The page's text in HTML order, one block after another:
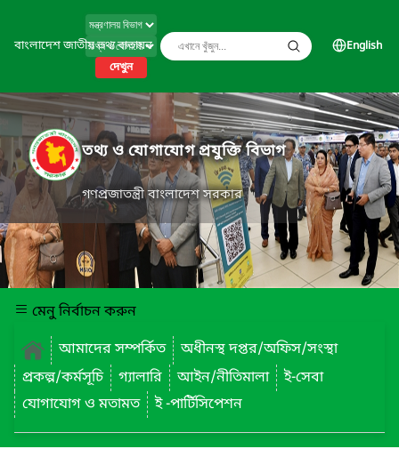
বাংলাদেশ জাতীয় তথ্য বাতায়ন
দেখুন
English
তথ্য ও যোগাযোগ প্রযুক্তি বিভাগ
গণপ্রজাতন্ত্রী বাংলাদেশ সরকার
মেনু নির্বাচন করুন
আমাদের সম্পর্কিত
অধীনস্থ দপ্তর/অফিস/সংস্থা
প্রকল্প/কর্মসূচি
গ্যালারি আইন/নীতিমালা
ই-সেবা
যোগাযোগ ও মতামত
ই -পার্টিসিপেশন